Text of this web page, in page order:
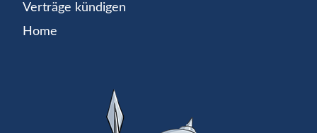
Verträge kündigen
Home